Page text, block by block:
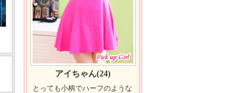
アイちゃん(24)
とっても小柄でハーフのような